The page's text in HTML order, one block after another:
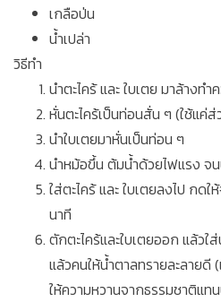
เกลือป่น
น้ำเปล่า
วิธีทำ
นำตะไคร้ และ ใบเตย มาล้างทำ
หั่นตะไคร้เป็นท่อนสั่น ๆ (ใช้แค่
นำใบเตยมาหั่นเป็นท่อน ๆ
นำหม้อขึ้น ต้มน้ำด้วยไฟแรง จ
ใส่ตะไคร้ และ ใบเตยลงไป ก
นาที
ตักตะไคร้และใบเตยออก แล้วใ
แล้วคนให้น้ำตาลทรายละลาย
ให้ความหวานจากธรรมชาติแ